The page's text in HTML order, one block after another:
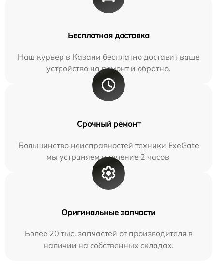
Бесплатная доставка
Наш курьер в Казани бесплатно доставит ваше
устройство на ремонт и обратно.
Срочный ремонт
Большинство неисправностей техники ExeGate
мы устраняем в течение 2 часов.
Оригинальные запчасти
Более 20 тыс. запчастей от производителя в
наличии на собственных складах.